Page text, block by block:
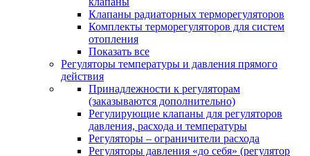
Клапаны радиаторных терморегуляторов
Комплекты терморегуляторов для систем
отопления
Показать все
Регуляторы температуры и давления прямого
действия
Принадлежности к регуляторам
(заказываются дополнительно)
Регулирующие клапаны для регуляторов
давления, расхода и температуры
Регуляторы – ограничители расхода
Регуляторы давления «до себя» (регулятор